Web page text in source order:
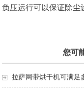
负压运行可以保证除尘
您可
拉萨网带烘干机可满